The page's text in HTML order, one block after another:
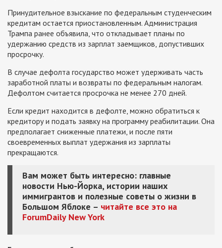
Принудительное взыскание по федеральным студенческим
кредитам остается приостановленным. Администрация
Трампа ранее объявила, что откладывает планы по
удержанию средств из зарплат заемщиков, допустивших
просрочку.
В случае дефолта государство может удерживать часть
заработной платы и возвраты по федеральным налогам.
Дефолтом считается просрочка не менее 270 дней.
Если кредит находится в дефолте, можно обратиться к
кредитору и подать заявку на программу реабилитации. Она
предполагает сниженные платежи, и после пяти
своевременных выплат удержания из зарплаты
прекращаются.
Вам может быть интересно: главные
новости Нью-Йорка, истории наших
иммигрантов и полезные советы о жизни в
Большом Яблоке – читайте все это на
ForumDaily New York